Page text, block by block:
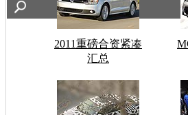
2011重磅合资紧凑
汇总